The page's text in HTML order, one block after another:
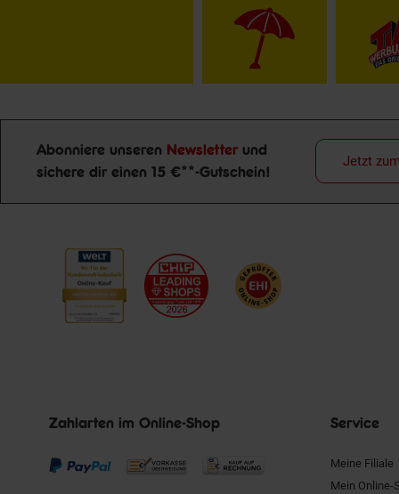
Newsletter Anmeldung
Abonniere unseren Newsletter und
sichere dir einen 15 €**-Gutschein!
Jetzt
Zahlarten im Online-Shop Service
Meine Filiale
Mein Online-